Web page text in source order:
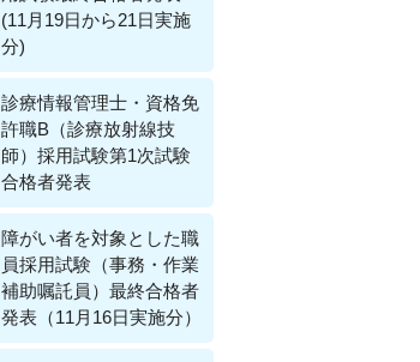
(11月19日から21日実施
分)
診療情報管理士・資格免
許職B（診療放射線技
師）採用試験第1次試験
合格者発表
障がい者を対象とした職
員採用試験（事務・作業
補助嘱託員）最終合格者
発表（11月16日実施分）